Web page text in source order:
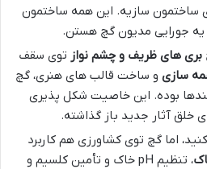
ساختمون سازیه. این همه ساختمون
یه جورایی مدیون گچ هستن.
بری های ظریف و چشم نواز توی سقف
سازی و ساخت قالب های هنری، گچ
بوده. این خاصیت شکل پذیری
خلق آثار جدید باز گذاشته.
اما گچ توی کشاورزی هم کاربرد
، تنظیم pH خاک و تأمین کلسیم و